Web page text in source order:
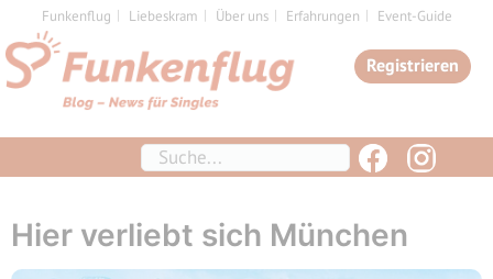
Inhalt
springen
Funkenflug Liebeskram Über uns Erfahrungen Event-Guide
Registrieren
Suchen
Hier verliebt sich München